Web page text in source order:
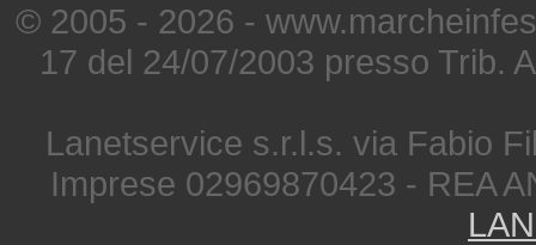
© 2005 - 2026 -
17 del 24/07/2003 presso Trib.
Lanetservice s.r.l.s. via Fabio
Imprese 02969870423 - REA